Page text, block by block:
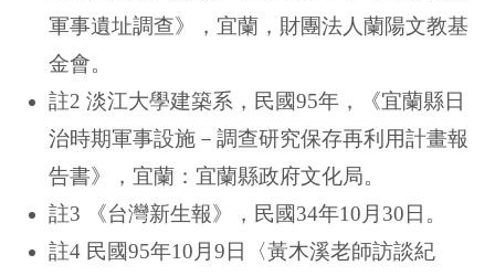
軍事遺址調查》，宜蘭，財團法人蘭陽文教基
金會。
註2 淡江大學建築系，民國95年，《宜蘭縣日
治時期軍事設施－調查研究保存再利用計畫報
告書》，宜蘭：宜蘭縣政府文化局。
註3 《台灣新生報》，民國34年10月30日。
註4 民國95年10月9日〈黃木溪老師訪談紀